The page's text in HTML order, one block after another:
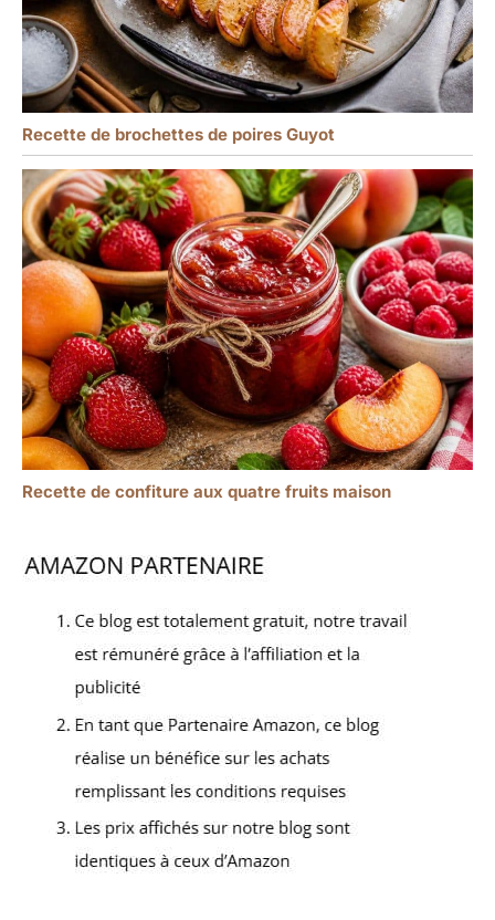
Recette de brochettes de poires Guyot
Recette de confiture aux quatre fruits maison